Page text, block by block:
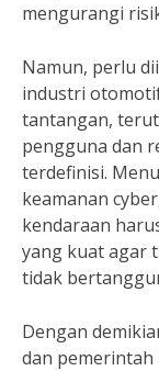
mengurangi
Namun, perlu
industri
tantangan,
pengguna dan
terdefinisi.
keamanan
kendaraan
yang kuat agar
tidak
Dengan
dan pemerintah